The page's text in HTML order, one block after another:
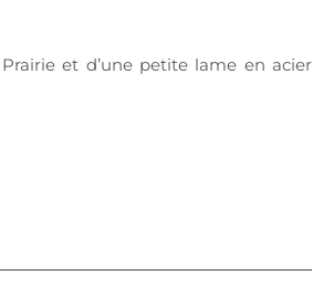
et d’une petite lame en acier